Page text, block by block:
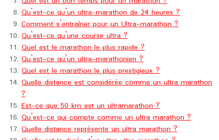
Qu’est-ce qu’un ultra-marathon de 24 heures ?
Comment s’entraîner pour un Ultra-marathon ?
Qu’est-ce qu’une course ultra ?
Quel est le marathon le plus rapide ?
Qu’est-ce qu’un ultra-marathonien ?
Quel est le marathon le plus prestigieux ?
Quelle distance est considérée comme un ultra marathon
?
Est-ce que 50 km est un ultramarathon ?
Qu’est-ce qui compte comme un ultra marathon ?
Quelle distance représente un ultra marathon ?